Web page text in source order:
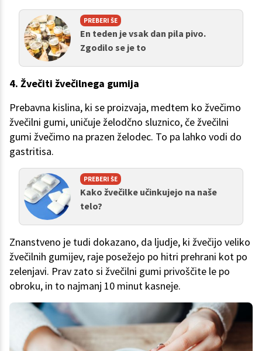
PREBERI ŠE
En teden je vsak dan pila pivo.
Zgodilo se je to
4. Žvečiti žvečilnega gumija
Prebavna kislina, ki se proizvaja, medtem ko žvečimo
žvečilni gumi, uničuje želodčno sluznico, če žvečilni
gumi žvečimo na prazen želodec. To pa lahko vodi do
gastritisa.
PREBERI ŠE
Kako žvečilke učinkujejo na naše
telo?
Znanstveno je tudi dokazano, da ljudje, ki žvečijo veliko
žvečilnih gumijev, raje posežejo po hitri prehrani kot po
zelenjavi. Prav zato si žvečilni gumi privoščite le po
obroku, in to najmanj 10 minut kasneje.